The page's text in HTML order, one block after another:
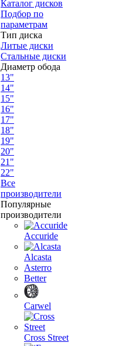
Каталог дисков
Подбор по
параметрам
Тип диска
Литые диски
Стальные диски
Диаметр обода
13"
14"
15"
16"
17"
18"
19"
20"
21"
22"
Все
производители
Популярные
производители
Accuride
Alcasta
Asterro
Better
Carwel
Cross Street